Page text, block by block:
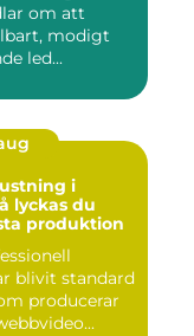
om att
modigt
led...
i
produktion
blivit standard
producerar